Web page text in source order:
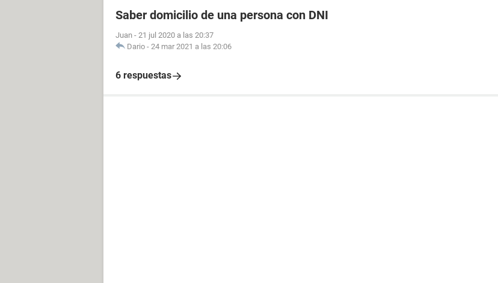
Saber domicilio de una persona con DNI
Juan - 21 jul 2020 a las 20:37
Dario - 24 mar 2021 a las 20:06
6 respuestas